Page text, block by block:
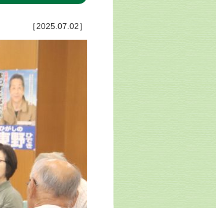
［2025.07.02］